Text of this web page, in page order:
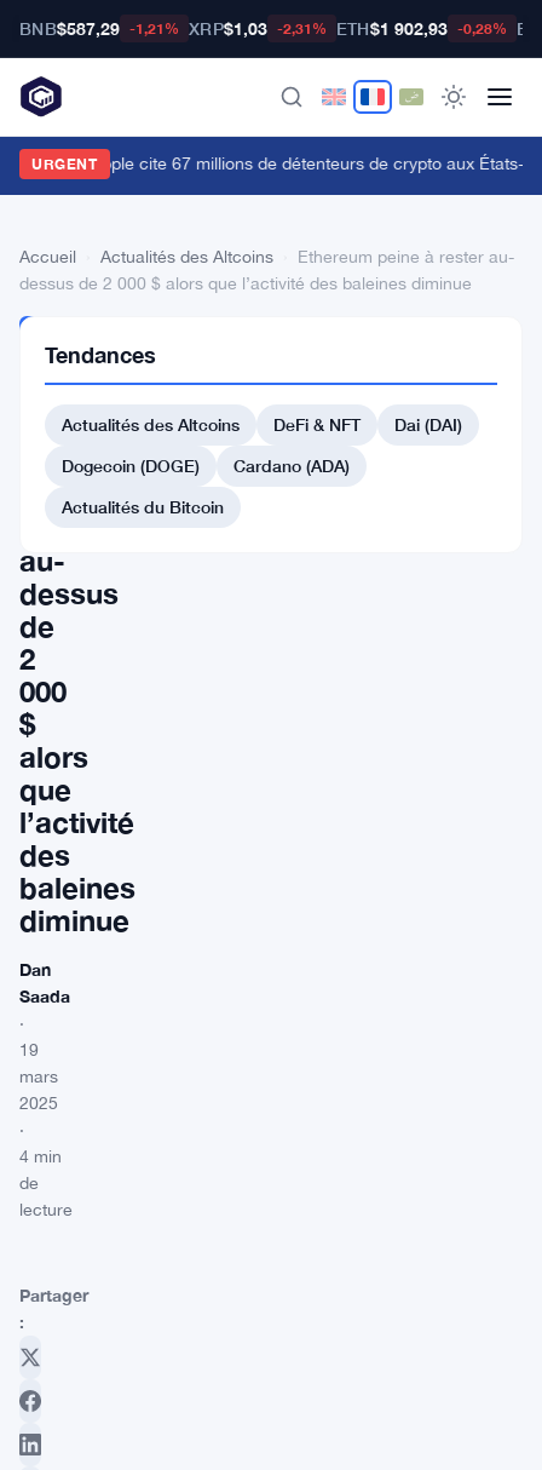
BNB$587,29 -1,21% XRP$1,03 -2,31% ETH$1 902,93 -0,28%
URGENT
CLO de Ripple cite 67 millions de détenteurs de crypto aux États-
Accueil Actualités des Altcoins
Ethereum peine à rester au-
dessus de 2 000 $ alors que l’activité des baleines diminue
DES
ALTCOINS
Ethereum
peine
au-
dessus
de
2
000
$
alors
que
l’activité
des
baleines
diminue
Dan
Saada
·
19
mars
2025
·
4 min
de
lecture
Partager
:
Tendances
Actualités des Altcoins DeFi & NFT
Dai (DAI)
Dogecoin (DOGE)
Cardano (ADA)
Actualités du Bitcoin